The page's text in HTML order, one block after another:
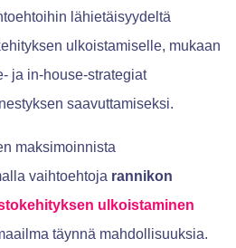
lähietäisyydeltä
ulkoistamiselle, mukaan
ja in-house-strategiat
saavuttamiseksi.
maksimoinnista
vaihtoehtoja rannikon
ulkoistaminen
täynnä mahdollisuuksia.